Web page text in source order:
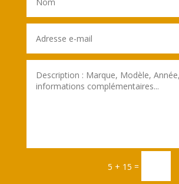
5 + 15 =